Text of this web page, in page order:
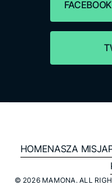
FACEBOOK
HOMENASZA MISJA
© 2026 MAMONA. ALL